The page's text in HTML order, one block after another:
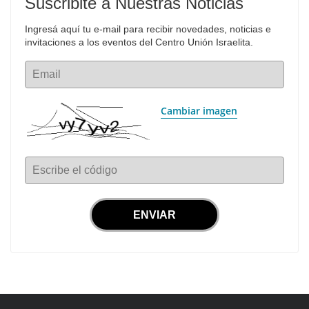
Ingresá aquí tu e-mail para recibir novedades, noticias e
invitaciones a los eventos del Centro Unión Israelita.
Email
Cambiar imagen
Escribe el código